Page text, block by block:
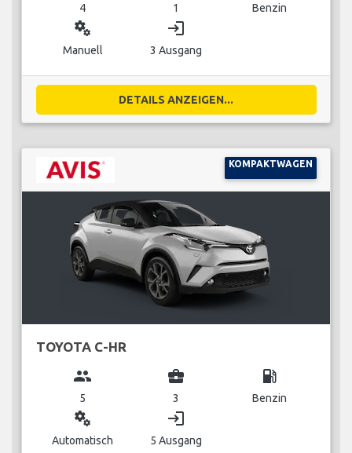
4 1 Benzin
miscellaneous_services
Manuell
login
3 Ausgang
DETAILS ANZEIGEN...
KOMPAKTWAGEN
TOYOTA C-HR
group
5
business_center
3
local_gas_station
Benzin
miscellaneous_services
Automatisch
login
5 Ausgang